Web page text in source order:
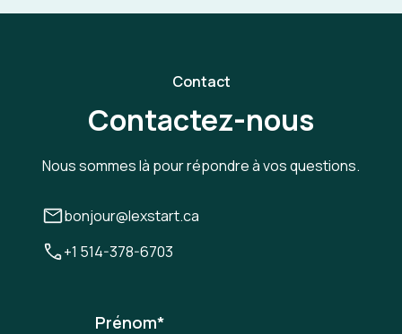
Contact
Contactez-nous
Nous sommes là pour répondre à vos questions.
bonjour@lexstart.ca
+1 514-378-6703
Prénom*